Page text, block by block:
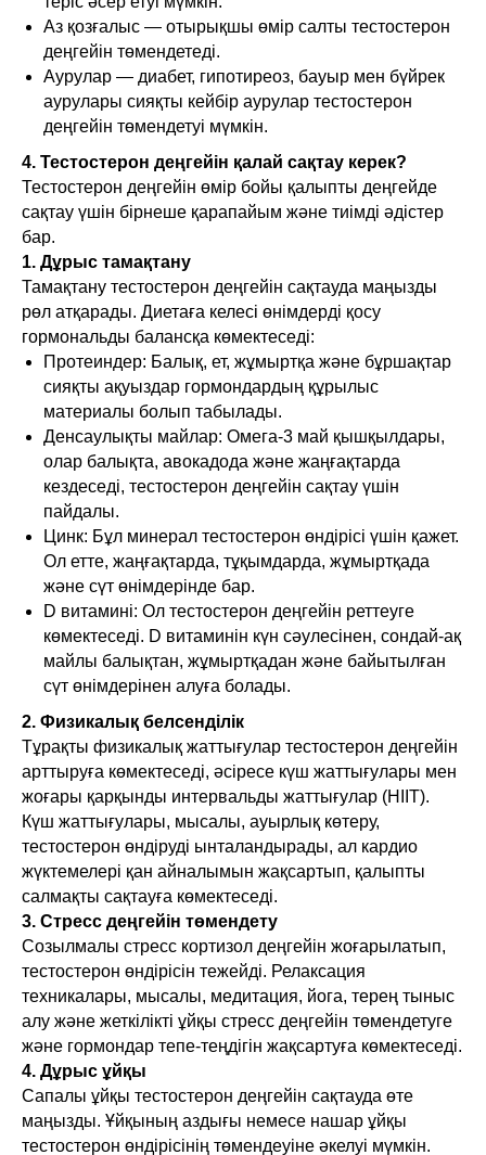
Аз қозғалыс — отырықшы өмір салты тестостерон
деңгейін төмендетеді.
Аурулар — диабет, гипотиреоз, бауыр мен бүйрек
аурулары сияқты кейбір аурулар тестостерон
деңгейін төмендетуі мүмкін.
4. Тестостерон деңгейін қалай сақтау керек?
Тестостерон деңгейін өмір бойы қалыпты деңгейде
сақтау үшін бірнеше қарапайым және тиімді әдістер
бар.
1. Дұрыс тамақтану
Тамақтану тестостерон деңгейін сақтауда маңызды
рөл атқарады. Диетаға келесі өнімдерді қосу
гормональды балансқа көмектеседі:
Протеиндер: Балық, ет, жұмыртқа және бұршақтар
сияқты ақуыздар гормондардың құрылыс
материалы болып табылады.
Денсаулықты майлар: Омега-3 май қышқылдары,
олар балықта, авокадода және жаңғақтарда
кездеседі, тестостерон деңгейін сақтау үшін
пайдалы.
Цинк: Бұл минерал тестостерон өндірісі үшін қажет.
Ол етте, жаңғақтарда, тұқымдарда, жұмыртқада
және сүт өнімдерінде бар.
D витамині: Ол тестостерон деңгейін реттеуге
көмектеседі. D витаминін күн сәулесінен, сондай-ақ
майлы балықтан, жұмыртқадан және байытылған
сүт өнімдерінен алуға болады.
2. Физикалық белсенділік
Тұрақты физикалық жаттығулар тестостерон деңгейін
арттыруға көмектеседі, әсіресе күш жаттығулары мен
жоғары қарқынды интервальды жаттығулар (HIIT).
Күш жаттығулары, мысалы, ауырлық көтеру,
тестостерон өндіруді ынталандырады, ал кардио
жүктемелері қан айналымын жақсартып, қалыпты
салмақты сақтауға көмектеседі.
3. Стресс деңгейін төмендету
Созылмалы стресс кортизол деңгейін жоғарылатып,
тестостерон өндірісін тежейді. Релаксация
техникалары, мысалы, медитация, йога, терең тыныс
алу және жеткілікті ұйқы стресс деңгейін төмендетуге
және гормондар тепе-теңдігін жақсартуға көмектеседі.
4. Дұрыс ұйқы
Сапалы ұйқы тестостерон деңгейін сақтауда өте
маңызды. Ұйқының аздығы немесе нашар ұйқы
тестостерон өндірісінің төмендеуіне әкелуі мүмкін.